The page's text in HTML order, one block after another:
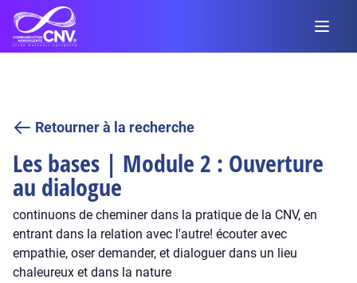
Retourner à la recherche
Les bases | Module 2 : Ouverture
au dialogue
continuons de cheminer dans la pratique de la CNV, en
entrant dans la relation avec l'autre! écouter avec
empathie, oser demander, et dialoguer dans un lieu
chaleureux et dans la nature